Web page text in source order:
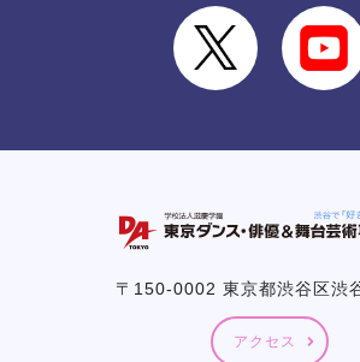
〒150-0002 東京都渋谷区渋
アクセス